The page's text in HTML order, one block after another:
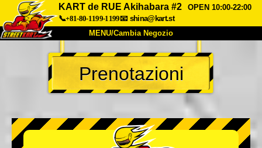
KART de RUE Akihabara #2
OPEN 10:00-22:00
📞+81-80-1199-1199📧 shina@kart.st
MENU/Cambia Negozio
INIZIO
Chi Siamo Specifiche Prezzo
Azienda Prenotazioni
Cambia Negozio
Prenotazioni